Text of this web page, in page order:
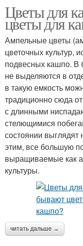
Цветы для
цветы для
Ампельные цветы
цветочных культур,
подвесных кашпо. В
не выделяются в
в такую емкость
традиционно сюда
с длинными
стелющимися
состоянии выглядят
этим, все большую
выращиваемые как
культуры.
читать дальше →